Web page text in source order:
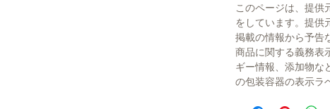
このページは、提供
をしています。提供
掲載の情報から予告
商品に関する義務表
ギー情報、添加物な
の包装容器の表示ラ